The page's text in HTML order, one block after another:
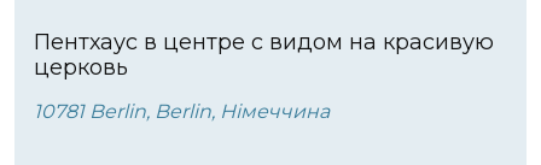
Пентхаус в центре с видом на красивую
церковь
10781 Berlin, Berlin, Німеччина